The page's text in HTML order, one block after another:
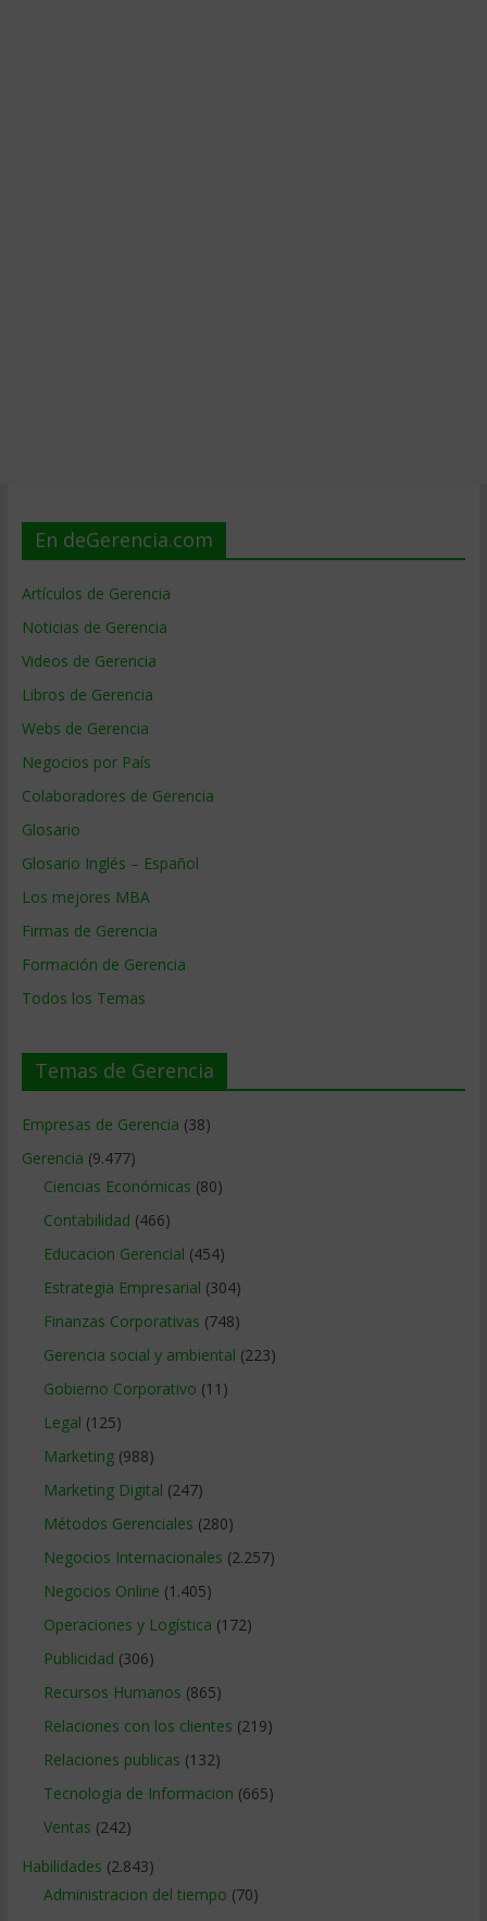
En deGerencia.com
Artículos de Gerencia
Noticias de Gerencia
Videos de Gerencia
Libros de Gerencia
Webs de Gerencia
Negocios por País
Colaboradores de Gerencia
Glosario
Glosario Inglés – Español
Los mejores MBA
Firmas de Gerencia
Formación de Gerencia
Todos los Temas
Temas de Gerencia
Empresas de Gerencia (38)
Gerencia (9.477)
Ciencias Económicas (80)
Contabilidad (466)
Educacion Gerencial (454)
Estrategia Empresarial (304)
Finanzas Corporativas (748)
Gerencia social y ambiental (223)
Gobierno Corporativo (11)
Legal (125)
Marketing(988)
Marketing Digital (247)
Métodos Gerenciales (280)
Negocios Internacionales (2.257)
Negocios Online (1.405)
Operaciones y Logística (172)
Publicidad (306)
Recursos Humanos (865)
Relaciones con los clientes (219)
Relaciones publicas (132)
Tecnologia de Informacion (665)
Ventas (242)
Habilidades (2.843)
Administracion del tiempo (70)